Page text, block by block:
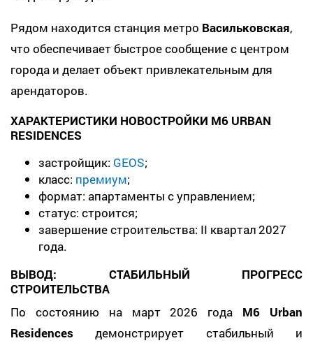
Рядом находится станция метро Васильковская,
что обеспечивает быстрое сообщение с центром
города и делает объект привлекательным для
арендаторов.
ХАРАКТЕРИСТИКИ НОВОСТРОЙКИ M6 URBAN
RESIDENCES
застройщик: GEOS;
класс: премиум;
формат: апартаменты с управлением;
статус: строится;
завершение строительства: II квартал 2027
года.
ВЫВОД: СТАБИЛЬНЫЙ ПРОГРЕСС
СТРОИТЕЛЬСТВА
По состоянию на март 2026 года M6 Urban
Residences демонстрирует стабильный и